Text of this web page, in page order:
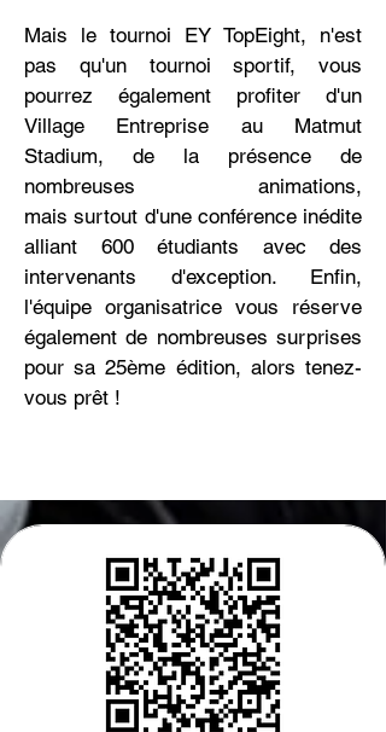
Mais le tournoi EY TopEight, n'est
pas qu'un tournoi sportif, vous
pourrez également profiter d'un
Village Entreprise au Matmut
Stadium, de la présence de
nombreuses animations,
maissurtout d'une conférence inédite
alliant 600 étudiants avec des
intervenants d'exception. Enfin,
l'équipe organisatrice vous réserve
également de nombreuses surprises
pour sa 25ème édition, alors tenez-
vous prêt !